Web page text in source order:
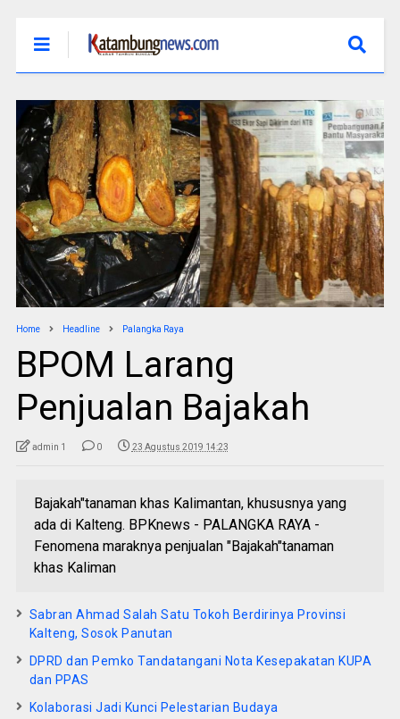
Home Headline Palangka Raya
BPOM Larang
Penjualan Bajakah
admin 1 0 23 Agustus 2019 14:23
Bajakah"tanaman khas Kalimantan, khususnya yang
ada di Kalteng. BPKnews - PALANGKA RAYA -
Fenomena maraknya penjualan "Bajakah"tanaman
khas Kaliman
Sabran Ahmad Salah Satu Tokoh Berdirinya Provinsi
Kalteng, Sosok Panutan
DPRD dan Pemko Tandatangani Nota Kesepakatan KUPA
dan PPAS
Kolaborasi Jadi Kunci Pelestarian Budaya